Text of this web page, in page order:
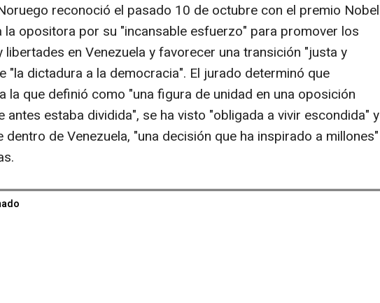
reconoció el pasado 10 de octubre con el premio Nobel
la opositora por su "incansable esfuerzo" para promover los
libertades en Venezuela y favorecer una transición "justa y
"la dictadura a la democracia". El jurado determinó que
la que definió como "una figura de unidad en una oposición
antes estaba dividida", se ha visto "obligada a vivir escondida" y
dentro de Venezuela, "una decisión que ha inspirado a millones"